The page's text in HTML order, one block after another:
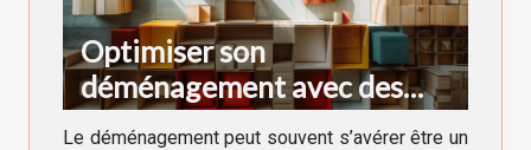
Optimiser son
déménagement avec des
cartons adaptés à chaque
Le déménagement peut souvent s’avérer être un